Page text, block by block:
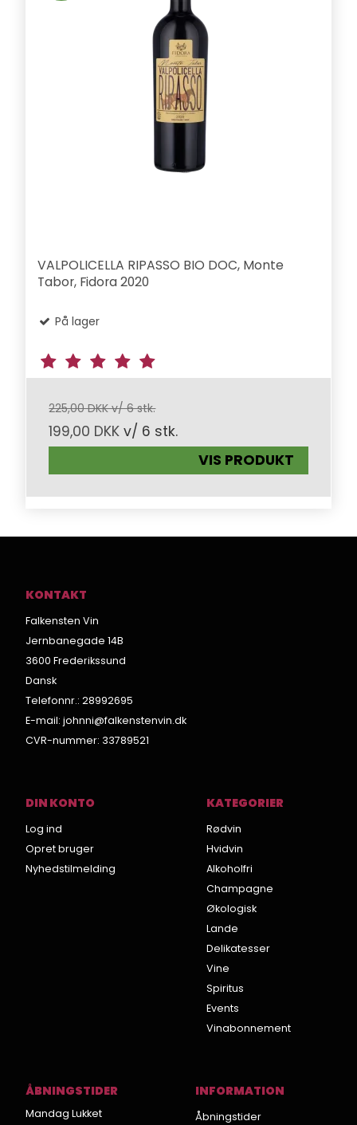
VALPOLICELLA RIPASSO BIO DOC, Monte
Tabor, Fidora 2020
På lager
225,00 DKK v/ 6 stk.
199,00 DKK v/ 6 stk.
VIS PRODUKT
KONTAKT
Falkensten Vin
Jernbanegade 14B
3600 Frederikssund
Dansk
Telefonnr.: 28992695
E-mail: johnni@falkenstenvin.dk
CVR-nummer: 33789521
DIN KONTO
Log ind
Opret bruger
Nyhedstilmelding
KATEGORIER
Rødvin
Hvidvin
Alkoholfri
Champagne
Økologisk
Lande
Delikatesser
Vine
Spiritus
Events
Vinabonnement
ÅBNINGSTIDER
Mandag Lukket
INFORMATION
Åbningstider